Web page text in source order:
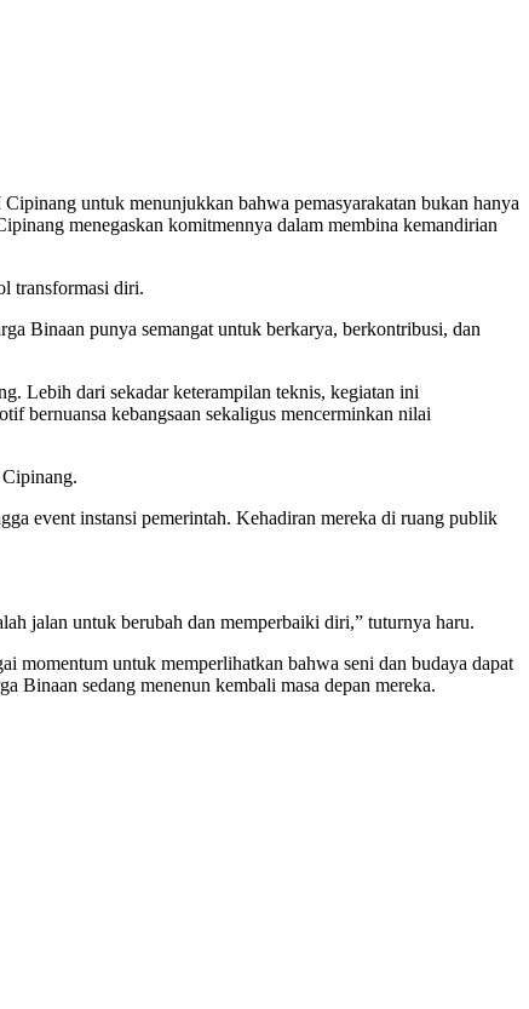
untuk menunjukkan bahwa pemasyarakatan bukan hanya
menegaskan komitmennya dalam membina kemandirian
transformasi diri.
Binaan punya semangat untuk berkarya, berkontribusi, dan
Lebih dari sekadar keterampilan teknis, kegiatan ini
bernuansa kebangsaan sekaligus mencerminkan nilai
event instansi pemerintah. Kehadiran mereka di ruang publik
jalan untuk berubah dan memperbaiki diri,” tuturnya haru.
momentum untuk memperlihatkan bahwa seni dan budaya dapat
Binaan sedang menenun kembali masa depan mereka.